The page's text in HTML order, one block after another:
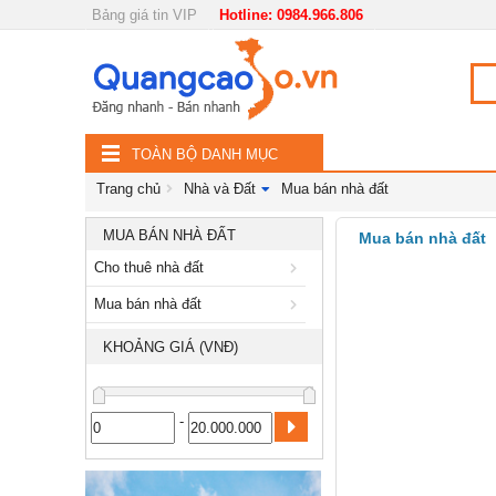
Bảng giá tin VIP Hotline: 0984.966.806
Nội, ngoại thất
Đồ gia dụng
Điện thoại, Viễn thông
Nhà và Đất
Cho thuê nhà đất
Mua bán nhà đất
Dịch vụ
Công nghiệp, xây dựng
TOÀN BỘ DANH MỤC
Trang chủ Nhà và Đất Mua bán nhà đất
MUA BÁN NHÀ ĐẤT
Cho thuê nhà đất
Mua bán nhà đất
KHOẢNG GIÁ (VNĐ)
-
Mua bán nhà đất